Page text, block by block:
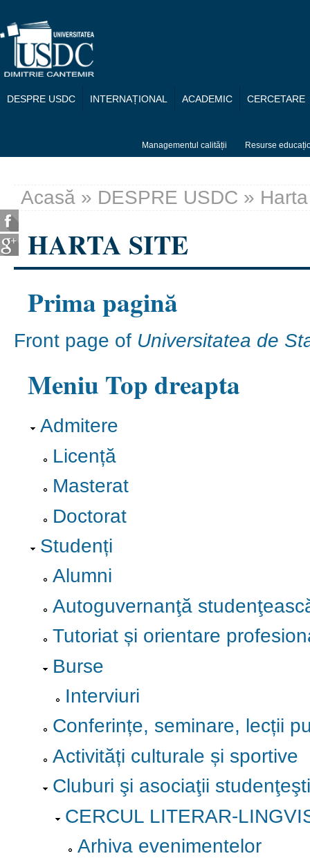
DESPRE USDC INTERNAȚIONAL ACADEMIC CERCETARE
Managementul calității Resurse
Eşti aici
Acasă » DESPRE USDC »
HARTA SITE
Prima pagină
Front page of Universitatea de
Meniu Top dreapta
Admitere
Licență
Masterat
Doctorat
Studenți
Alumni
Autoguvernanţă
Tutoriat și orientare
Burse
Interviuri
Conferințe, seminare, lecții
Activități culturale și sportive
Cluburi şi asociaţii studenţeşti
CERCUL LITERAR-
Arhiva evenimentelor